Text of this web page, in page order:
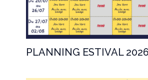
PLANNING ESTIVAL 2026